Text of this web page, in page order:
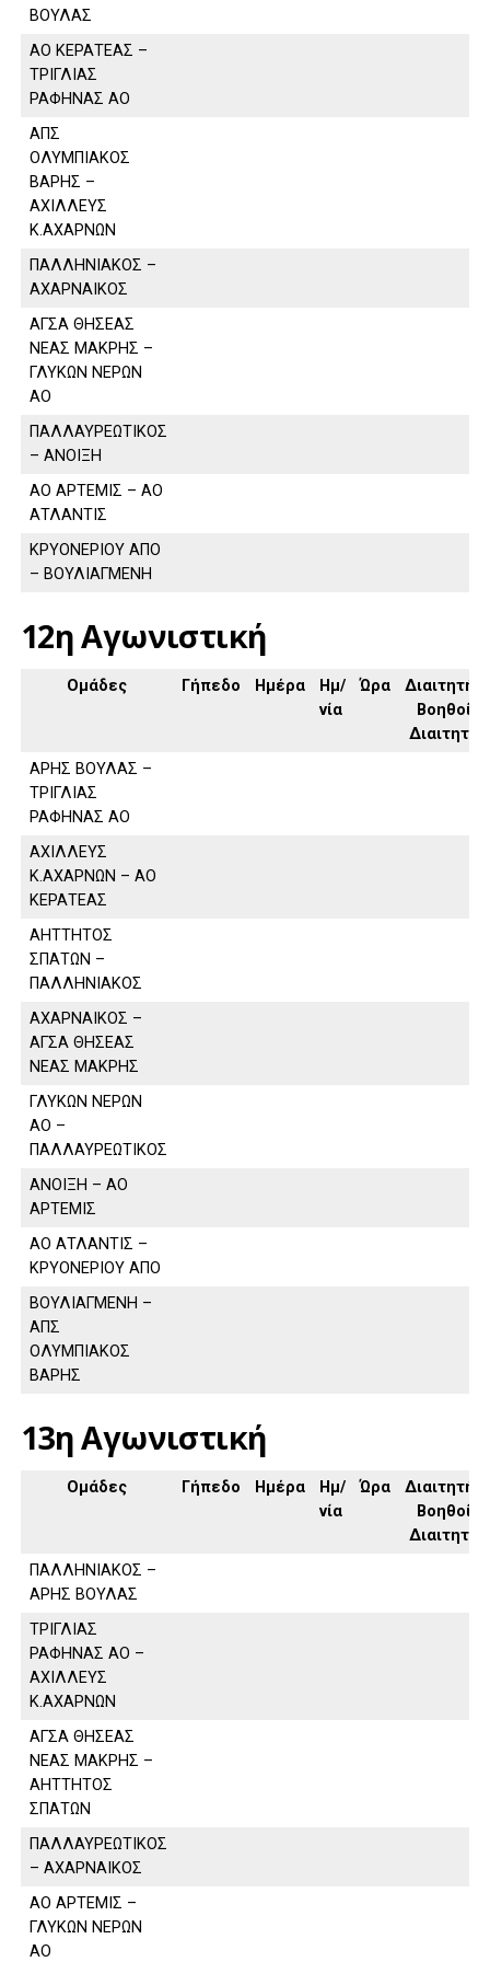
ΒΟΥΛΑΣ
ΑΟ ΚΕΡΑΤΕΑΣ –
ΤΡΙΓΛΙΑΣ
ΡΑΦΗΝΑΣ ΑΟ
ΑΠΣ
ΟΛΥΜΠΙΑΚΟΣ
ΒΑΡΗΣ –
ΑΧΙΛΛΕΥΣ
Κ.ΑΧΑΡΝΩΝ
ΠΑΛΛΗΝΙΑΚΟΣ –
ΑΧΑΡΝΑΙΚΟΣ
ΑΓΣΑ ΘΗΣΕΑΣ
ΝΕΑΣ ΜΑΚΡΗΣ –
ΓΛΥΚΩΝ ΝΕΡΩΝ
ΑΟ
ΠΑΛΛΑΥΡΕΩΤΙΚΟΣ
– ΑΝΟΙΞΗ
ΑΟ ΑΡΤΕΜΙΣ – ΑΟ
ΑΤΛΑΝΤΙΣ
ΚΡΥΟΝΕΡΙΟΥ ΑΠΟ
– ΒΟΥΛΙΑΓΜΕΝΗ
12η Αγωνιστική
Ομάδες Γήπεδο Ημέρα
Ημ/
νία
Ώρα
Διαιτητής,
Βοηθοί
Διαιτητή
ΑΡΗΣ ΒΟΥΛΑΣ –
ΤΡΙΓΛΙΑΣ
ΡΑΦΗΝΑΣ ΑΟ
ΑΧΙΛΛΕΥΣ
Κ.ΑΧΑΡΝΩΝ – ΑΟ
ΚΕΡΑΤΕΑΣ
ΑΗΤΤΗΤΟΣ
ΣΠΑΤΩΝ –
ΠΑΛΛΗΝΙΑΚΟΣ
ΑΧΑΡΝΑΙΚΟΣ –
ΑΓΣΑ ΘΗΣΕΑΣ
ΝΕΑΣ ΜΑΚΡΗΣ
ΓΛΥΚΩΝ ΝΕΡΩΝ
ΑΟ –
ΠΑΛΛΑΥΡΕΩΤΙΚΟΣ
ΑΝΟΙΞΗ – ΑΟ
ΑΡΤΕΜΙΣ
ΑΟ ΑΤΛΑΝΤΙΣ –
ΚΡΥΟΝΕΡΙΟΥ ΑΠΟ
ΒΟΥΛΙΑΓΜΕΝΗ –
ΑΠΣ
ΟΛΥΜΠΙΑΚΟΣ
ΒΑΡΗΣ
13η Αγωνιστική
Ομάδες Γήπεδο Ημέρα
Ημ/
νία
Ώρα
Διαιτητής,
Βοηθοί
Διαιτητή
ΠΑΛΛΗΝΙΑΚΟΣ –
ΑΡΗΣ ΒΟΥΛΑΣ
ΤΡΙΓΛΙΑΣ
ΡΑΦΗΝΑΣ ΑΟ –
ΑΧΙΛΛΕΥΣ
Κ.ΑΧΑΡΝΩΝ
ΑΓΣΑ ΘΗΣΕΑΣ
ΝΕΑΣ ΜΑΚΡΗΣ –
ΑΗΤΤΗΤΟΣ
ΣΠΑΤΩΝ
ΠΑΛΛΑΥΡΕΩΤΙΚΟΣ
– ΑΧΑΡΝΑΙΚΟΣ
ΑΟ ΑΡΤΕΜΙΣ –
ΓΛΥΚΩΝ ΝΕΡΩΝ
ΑΟ